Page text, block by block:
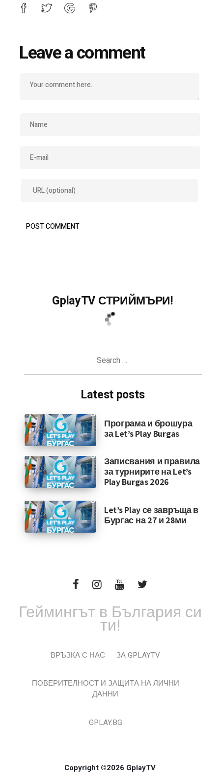
Leave a comment
GplayTV СТРИЙМЪРИ!
Latest posts
Програма и брошура
за Let’s Play Burgas
Записвания и правила
за турнирите на Let’s
Play Burgas 2026
Let’s Play се завръща в
Бургас на 27 и 28ми
Геймингът в България си
ти!
ВРЪЗКА С НАС ЗА GPLAYTV
ПОВЕРИТЕЛНОСТ И ЗАЩИТА НА ЛИЧНИ
ДАННИ
GPLAY.BG
Copyright ©2026 GplayTV